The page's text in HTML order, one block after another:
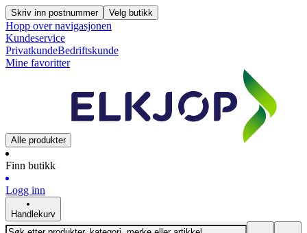
Skriv inn postnummer Velg butikk
Hopp over navigasjonen
Kundeservice
PrivatkundeBedriftskunde
Mine favoritter
Alle produkter
Finn butikk
Logg inn
Handlekurv